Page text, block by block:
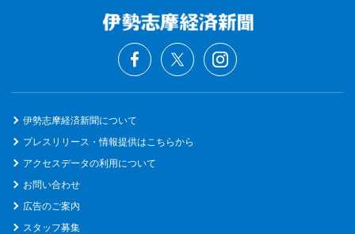
伊勢志摩経済新聞について
プレスリリース・情報提供はこちらから
アクセスデータの利用について
お問い合わせ
広告のご案内
スタッフ募集